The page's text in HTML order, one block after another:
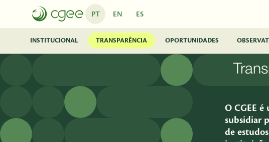
Pular para o Conteúdo principal
PT EN ES
INSTITUCIONAL TRANSPARÊNCIA OPORTUNIDADES
O CGEE
subsidiar
de